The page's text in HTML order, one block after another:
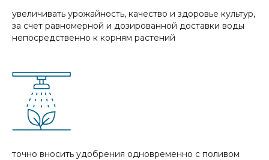
увеличивать урожайность, качество и здоровье культур,
за счет равномерной и дозированной доставки воды
непосредственно к корням растений
точно вносить удобрения одновременно с поливом